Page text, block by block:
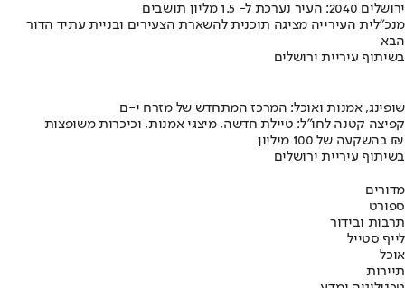
ירושלים 2040: העיר נערכת ל- 1.5 מליון תושבים
מנכ"לית העירייה מציגה תוכנית להשארת הצעירים ובניית עתיד הדור
הבא
בשיתוף עיריית ירושלים
שופינג, אמנות ואוכל: המרכז המתחדש של מזרח י-ם
קפיצה קטנה לחו"ל: טיילת חדשה, מיצגי אמנות, וכיכרות משופצות
בהשקעה של 100 מיליון ₪
בשיתוף עיריית ירושלים
מדורים
ספורט
תרבות ובידור
לייף סטייל
אוכל
תיירות